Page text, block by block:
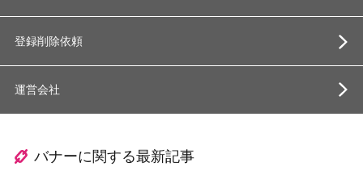
登録削除依頼
運営会社
バナーに関する最新記事